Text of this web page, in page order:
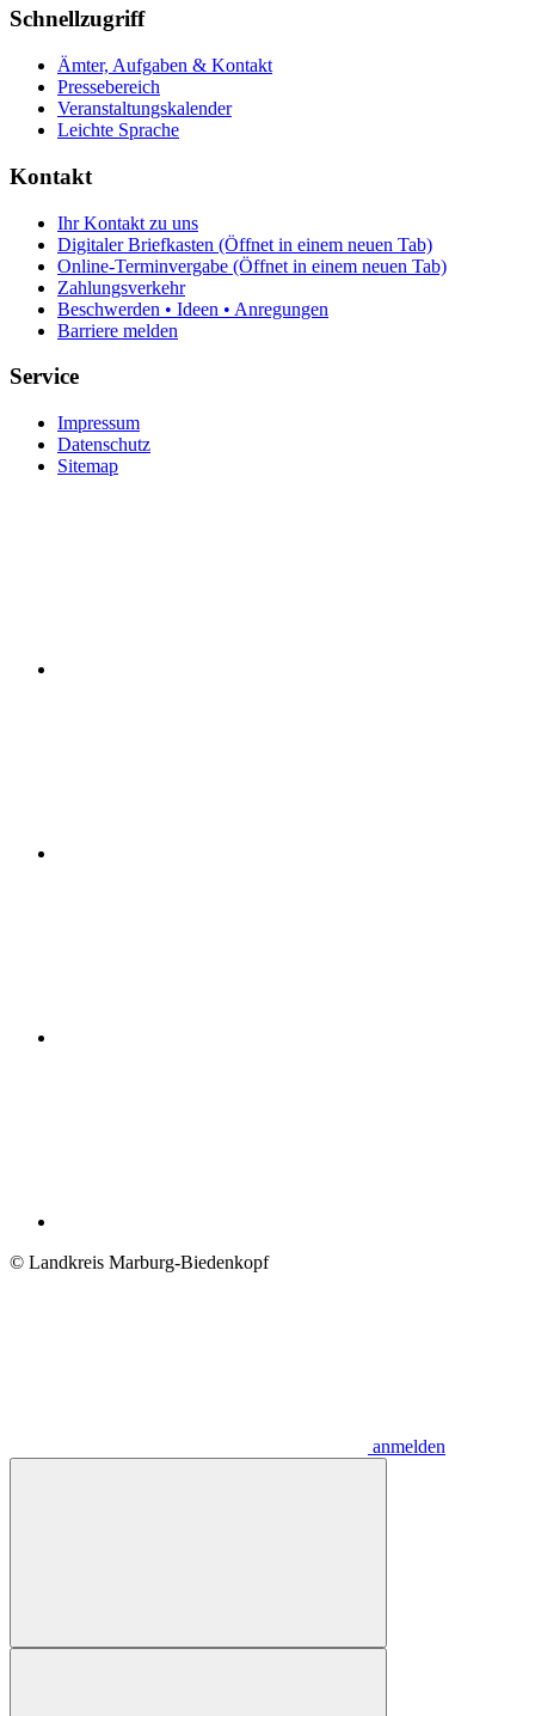
Schnellzugriff
Ämter, Aufgaben & Kontakt
Pressebereich
Veranstaltungskalender
Leichte Sprache
Kontakt
Ihr Kontakt zu uns
Digitaler Briefkasten (Öffnet in einem neuen Tab)
Online-Terminvergabe (Öffnet in einem neuen Tab)
Zahlungsverkehr
Beschwerden • Ideen • Anregungen
Barriere melden
Service
Impressum
Datenschutz
Sitemap
© Landkreis Marburg-Biedenkopf
anmelden